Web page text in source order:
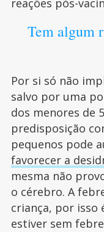
reações pós-
Tem algum
Por si só não
salvo por uma
dos menores de
predisposição
pequenos pode
favorecer a
mesma não
o cérebro. A
criança, por isso
estiver sem